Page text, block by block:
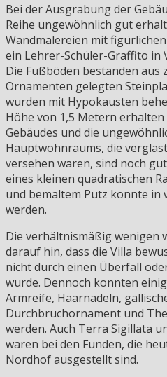
Bei der Ausgrabung der
Reihe ungewöhnlich gut
Wandmalereien mit
ein Lehrer-Schüler-Graffito in
Die Fußböden bestanden aus
Ornamenten gelegten
wurden mit Hypokausten
Höhe von 1,5 Metern
Gebäudes und die
Hauptwohnraums, die
versehen waren, sind noch
eines kleinen quadratischen
und bemaltem Putz konnte
werden.
Die verhältnismäßig wenigen
darauf hin, dass die Villa
nicht durch einen Überfall
wurde. Dennoch konnten
Armreife, Haarnadeln,
Durchbruchornament und
werden. Auch Terra Sigillata
waren bei den Funden, die
Nordhof ausgestellt sind.